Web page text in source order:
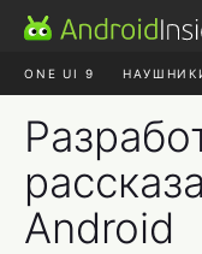
ONE UI 9
Android